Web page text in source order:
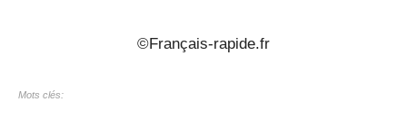
©Français-rapide.fr
Mots clés: